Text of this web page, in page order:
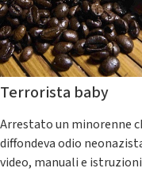
Terrorista baby
Arrestato un minorenne
diffondeva odio
video, manuali e